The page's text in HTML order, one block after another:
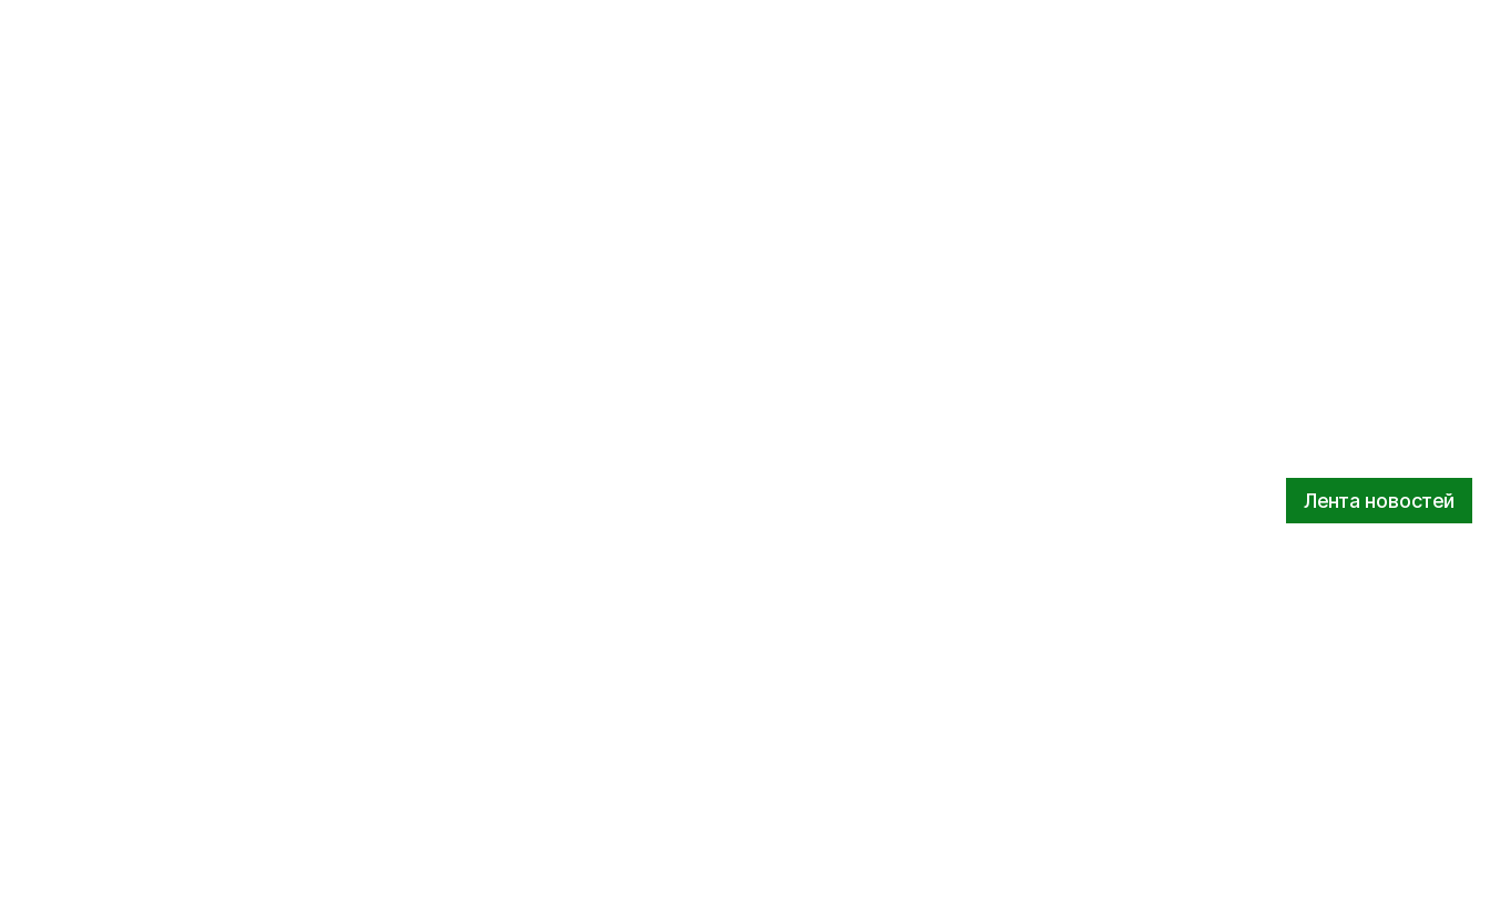
Лента новостей